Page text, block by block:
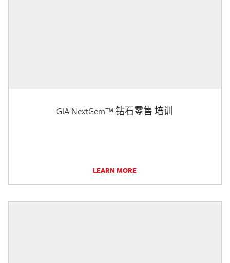
GIA NextGem™ 钻石零售 培训
LEARN MORE